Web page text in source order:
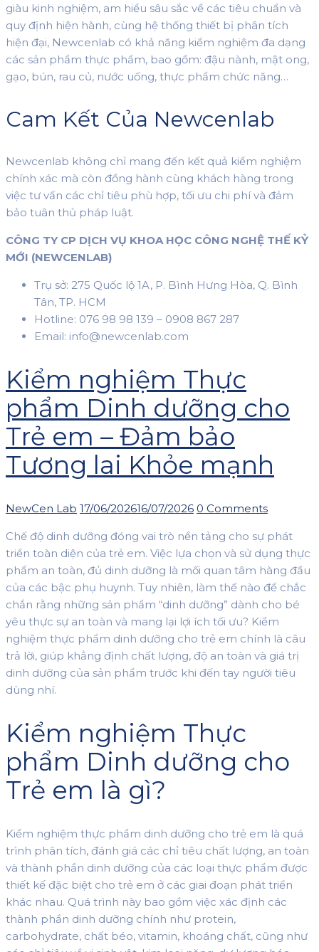
giàu kinh nghiệm, am hiểu sâu sắc về các tiêu chuẩn và
quy định hiện hành, cùng hệ thống thiết bị phân tích
hiện đại, Newcenlab có khả năng kiểm nghiệm đa dạng
các sản phẩm thực phẩm, bao gồm: đậu nành, mật ong,
gạo, bún, rau củ, nước uống, thực phẩm chức năng…
Cam Kết Của Newcenlab
Newcenlab không chỉ mang đến kết quả kiểm nghiệm
chính xác mà còn đồng hành cùng khách hàng trong
việc tư vấn các chỉ tiêu phù hợp, tối ưu chi phí và đảm
bảo tuân thủ pháp luật.
CÔNG TY CP DỊCH VỤ KHOA HỌC CÔNG NGHỆ THẾ KỶ
MỚI (NEWCENLAB)
Trụ sở: 275 Quốc lộ 1A, P. Bình Hưng Hòa, Q. Bình
Tân, TP. HCM
Hotline: 076 98 98 139 – 0908 867 287
Email: info@newcenlab.com
Kiểm nghiệm Thực
phẩm Dinh dưỡng cho
Trẻ em – Đảm bảo
Tương lai Khỏe mạnh
Author
NewCen Lab Posted
17/06/202616/07/2026 0 Comments
Chế độ dinh dưỡng đóng vai trò nền tảng cho sự phát
triển toàn diện của trẻ em. Việc lựa chọn và sử dụng thực
phẩm an toàn, đủ dinh dưỡng là mối quan tâm hàng đầu
của các bậc phụ huynh. Tuy nhiên, làm thế nào để chắc
chắn rằng những sản phẩm “dinh dưỡng” dành cho bé
yêu thực sự an toàn và mang lại lợi ích tối ưu? Kiểm
nghiệm thực phẩm dinh dưỡng cho trẻ em chính là câu
trả lời, giúp khẳng định chất lượng, độ an toàn và giá trị
dinh dưỡng của sản phẩm trước khi đến tay người tiêu
dùng nhí.
Kiểm nghiệm Thực
phẩm Dinh dưỡng cho
Trẻ em là gì?
Kiểm nghiệm thực phẩm dinh dưỡng cho trẻ em là quá
trình phân tích, đánh giá các chỉ tiêu chất lượng, an toàn
và thành phần dinh dưỡng của các loại thực phẩm được
thiết kế đặc biệt cho trẻ em ở các giai đoạn phát triển
khác nhau. Quá trình này bao gồm việc xác định các
thành phần dinh dưỡng chính như protein,
carbohydrate, chất béo, vitamin, khoáng chất, cũng như